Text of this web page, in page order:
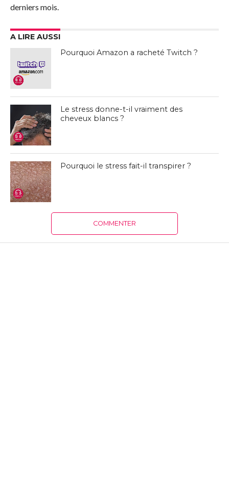
derniers mois.
A LIRE AUSSI
Pourquoi Amazon a racheté Twitch ?
Le stress donne-t-il vraiment des
cheveux blancs ?
Pourquoi le stress fait-il transpirer ?
COMMENTER